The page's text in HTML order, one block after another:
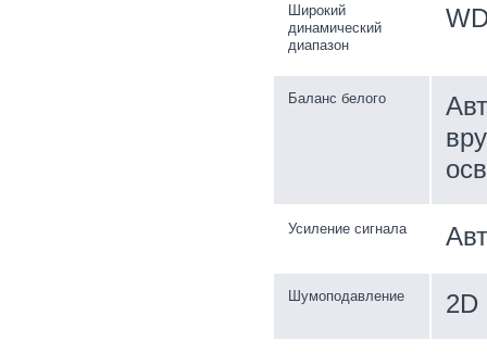
Широкий
динамический
диапазон
Баланс белого
Усиление сигнала
Шумоподавление 2D